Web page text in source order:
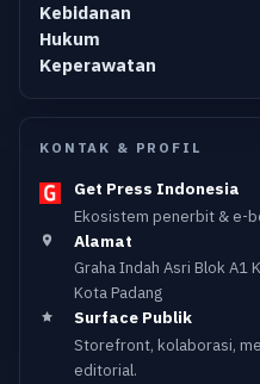
Kebidanan
Hukum
Keperawatan
KONTAK & PROFIL
Get Press Indonesia
Ekosistem penerbit & e-
Alamat
Graha Indah Asri Blok A1
Kota Padang
Surface Publik
Storefront, kolaborasi,
editorial.